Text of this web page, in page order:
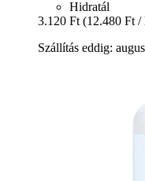
Hidratál
3.120 Ft (12.480 Ft /
Szállítás eddig: